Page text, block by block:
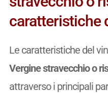
caratteristiche
Le caratteristiche del
Vergine stravecchio o
attraverso i principali